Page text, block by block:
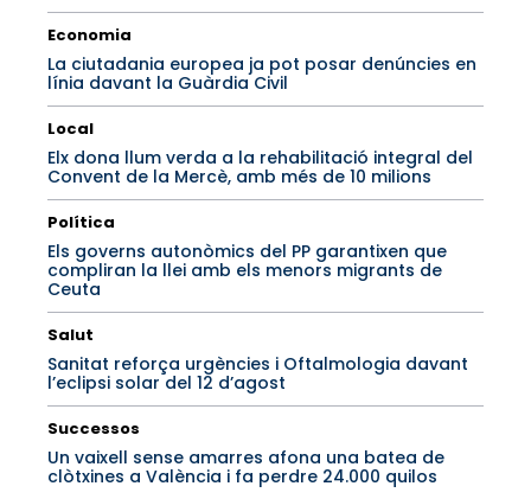
Economia
La ciutadania europea ja pot posar denúncies en
línia davant la Guàrdia Civil
Local
Elx dona llum verda a la rehabilitació integral del
Convent de la Mercè, amb més de 10 milions
Política
Els governs autonòmics del PP garantixen que
compliran la llei amb els menors migrants de
Ceuta
Salut
Sanitat reforça urgències i Oftalmologia davant
l’eclipsi solar del 12 d’agost
Successos
Un vaixell sense amarres afona una batea de
clòtxines a València i fa perdre 24.000 quilos